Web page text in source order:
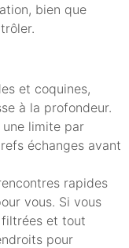
bien que
et coquines,
à la profondeur.
limite par
échanges avant
rapides
vous. Si vous
filtrées et tout
pour